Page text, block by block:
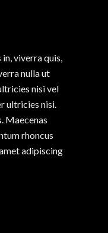
viverra quis,
nulla ut
nisi vel
ultricies nisi.
Maecenas
rhoncus
adipiscing